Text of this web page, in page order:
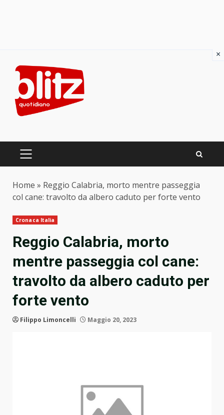
content
PRIMARY
Home » Reggio Calabria, morto mentre passeggia
col cane: travolto da albero caduto per forte vento
Cronaca Italia
Reggio Calabria, morto
mentre passeggia col cane:
travolto da albero caduto per
forte vento
Filippo Limoncelli Maggio 20, 2023
×